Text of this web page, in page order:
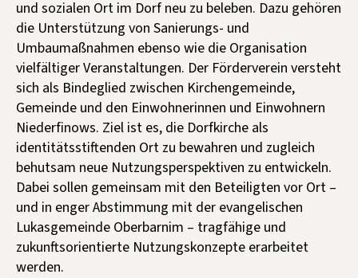
und sozialen Ort im Dorf neu zu beleben. Dazu gehören
die Unterstützung von Sanierungs- und
Umbaumaßnahmen ebenso wie die Organisation
vielfältiger Veranstaltungen. Der Förderverein versteht
sich als Bindeglied zwischen Kirchengemeinde,
Gemeinde und den Einwohnerinnen und Einwohnern
Niederfinows. Ziel ist es, die Dorfkirche als
identitätsstiftenden Ort zu bewahren und zugleich
behutsam neue Nutzungsperspektiven zu entwickeln.
Dabei sollen gemeinsam mit den Beteiligten vor Ort –
und in enger Abstimmung mit der evangelischen
Lukasgemeinde Oberbarnim – tragfähige und
zukunftsorientierte Nutzungskonzepte erarbeitet
werden.